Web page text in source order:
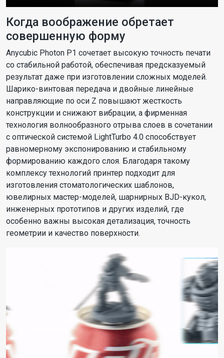
Когда воображение обретает
совершенную форму
Anycubic Photon P1 сочетает высокую точность печати
со стабильной работой, обеспечивая предсказуемый
результат даже при изготовлении сложных моделей.
Шарико-винтовая передача и двойные линейные
направляющие по оси Z повышают жесткость
конструкции и снижают вибрации, а фирменная
технология волнообразного отрыва слоев в сочетании
с оптической системой LightTurbo 4.0 способствует
равномерному экспонированию и стабильному
формированию каждого слоя. Благодаря такому
комплексу технологий принтер подходит для
изготовления стоматологических шаблонов,
ювелирных мастер-моделей, шарнирных BJD-кукол,
инженерных прототипов и других изделий, где
особенно важны высокая детализация, точность
геометрии и качество поверхности.